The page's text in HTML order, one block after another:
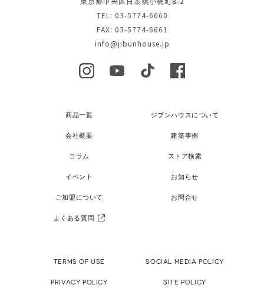
TEL: 03-5774-6660
FAX: 03-5774-6661
info@jibunhouse.jp
商品一覧 ジブンハウスについて
会社概要 建築事例
コラム ストア検索
イベント お知らせ
ご加盟について お問合せ
よくある質問
TERMS OF USE SOCIAL MEDIA POLICY
PRIVACY POLICY SITE POLICY